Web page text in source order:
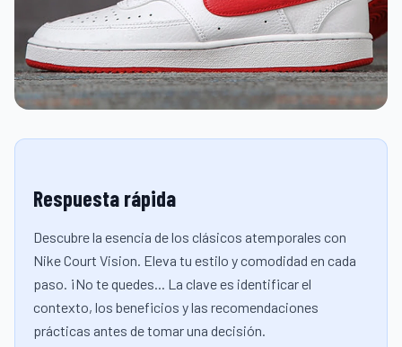
Respuesta rápida
Descubre la esencia de los clásicos atemporales con
Nike Court Vision. Eleva tu estilo y comodidad en cada
paso. ¡No te quedes... La clave es identificar el
contexto, los beneficios y las recomendaciones
prácticas antes de tomar una decisión.